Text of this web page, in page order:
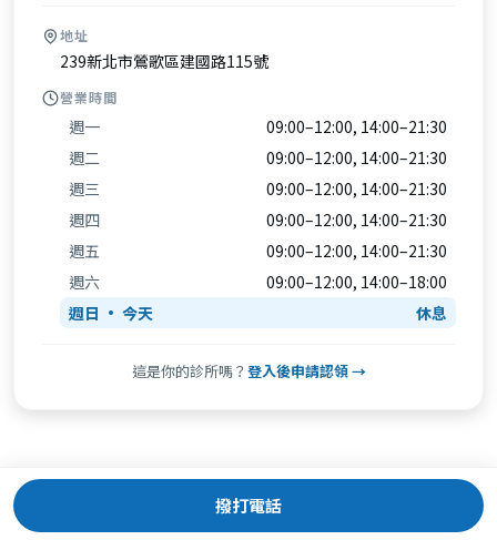
地址
239新北市鶯歌區建國路115號
營業時間
週一
09:00–12:00, 14:00–21:30
週二
09:00–12:00, 14:00–21:30
週三
09:00–12:00, 14:00–21:30
週四
09:00–12:00, 14:00–21:30
週五
09:00–12:00, 14:00–21:30
週六
09:00–12:00, 14:00–18:00
週日
休息
這是你的診所嗎？ 登入後申請認領 →
撥打電話